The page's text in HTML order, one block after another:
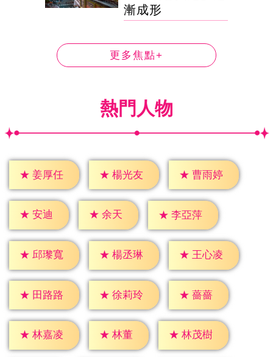
漸成形
更多焦點+
熱門人物
★ 姜厚任 ★ 楊光友 ★ 曹雨婷
★ 安迪 ★ 余天 ★ 李亞萍
★ 邱瓈寬 ★ 楊丞琳 ★ 王心凌
★ 田路路 ★ 徐莉玲 ★ 薔薔
★ 林嘉凌 ★ 林董 ★ 林茂樹